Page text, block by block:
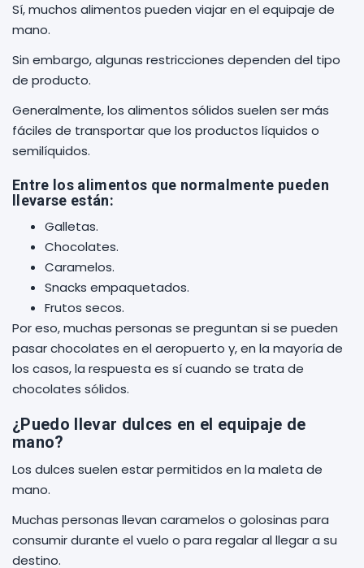
Sí, muchos alimentos pueden viajar en el equipaje de
mano.
Sin embargo, algunas restricciones dependen del tipo
de producto.
Generalmente, los alimentos sólidos suelen ser más
fáciles de transportar que los productos líquidos o
semilíquidos.
Entre los alimentos que normalmente pueden
llevarse están:
Galletas.
Chocolates.
Caramelos.
Snacks empaquetados.
Frutos secos.
Por eso, muchas personas se preguntan si se pueden
pasar chocolates en el aeropuerto y, en la mayoría de
los casos, la respuesta es sí cuando se trata de
chocolates sólidos.
¿Puedo llevar dulces en el equipaje de
mano?
Los dulces suelen estar permitidos en la maleta de
mano.
Muchas personas llevan caramelos o golosinas para
consumir durante el vuelo o para regalar al llegar a su
destino.